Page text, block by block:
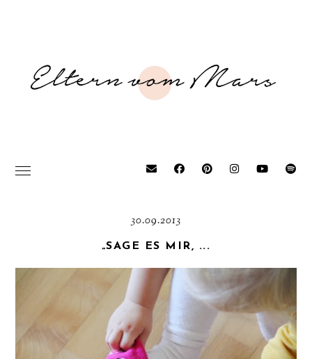
30.09.2013
„SAGE ES MIR, ...